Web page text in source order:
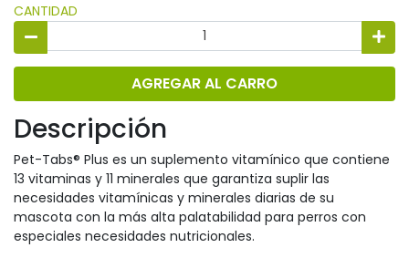
CANTIDAD
AGREGAR AL CARRO
Descripción
Pet-Tabs® Plus es un suplemento vitamínico que contiene
13 vitaminas y 11 minerales que garantiza suplir las
necesidades vitamínicas y minerales diarias de su
mascota con la más alta palatabilidad para perros con
especiales necesidades nutricionales.